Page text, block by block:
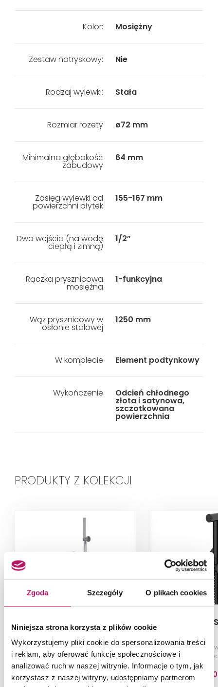
Zgoda Szczegóły O plikach cookies
Niniejsza strona korzysta z plików cookie
Wykorzystujemy pliki cookie do spersonalizowania treści
i reklam, aby oferować funkcje społecznościowe i
analizować ruch w naszej witrynie. Informacje o tym, jak
korzystasz z naszej witryny, udostępniamy partnerom
Kolor: Mosiężny
Zestaw natryskowy: Nie
Rodzaj wylewki: Stała
Rozmiar rozety ø72 mm
Minimalna głębokość
zabudowy
64 mm
Zasięg wylewki od
powierzchni płytek
155-167 mm
Dwa wejścia (na wodę
ciepłą i zimną)
1/2”
Rączka prysznicowa
mosiężna
1-funkcyjna
Wąż prysznicowy w
osłonie stalowej
1250 mm
W komplecie Element podtynkowy
Wykończenie Odcień chłodnego
złota i satynowa,
szczotkowana
powierzchnia
PRODUKTY Z KOLEKCJI
Omnires Y SYSYW01NI
Zestaw wannowy podtynkowy z
baterią, nikiel szczotkowany
1 520,90 PLN
Omnires Y
Zestaw
podtynkowy z
842,40